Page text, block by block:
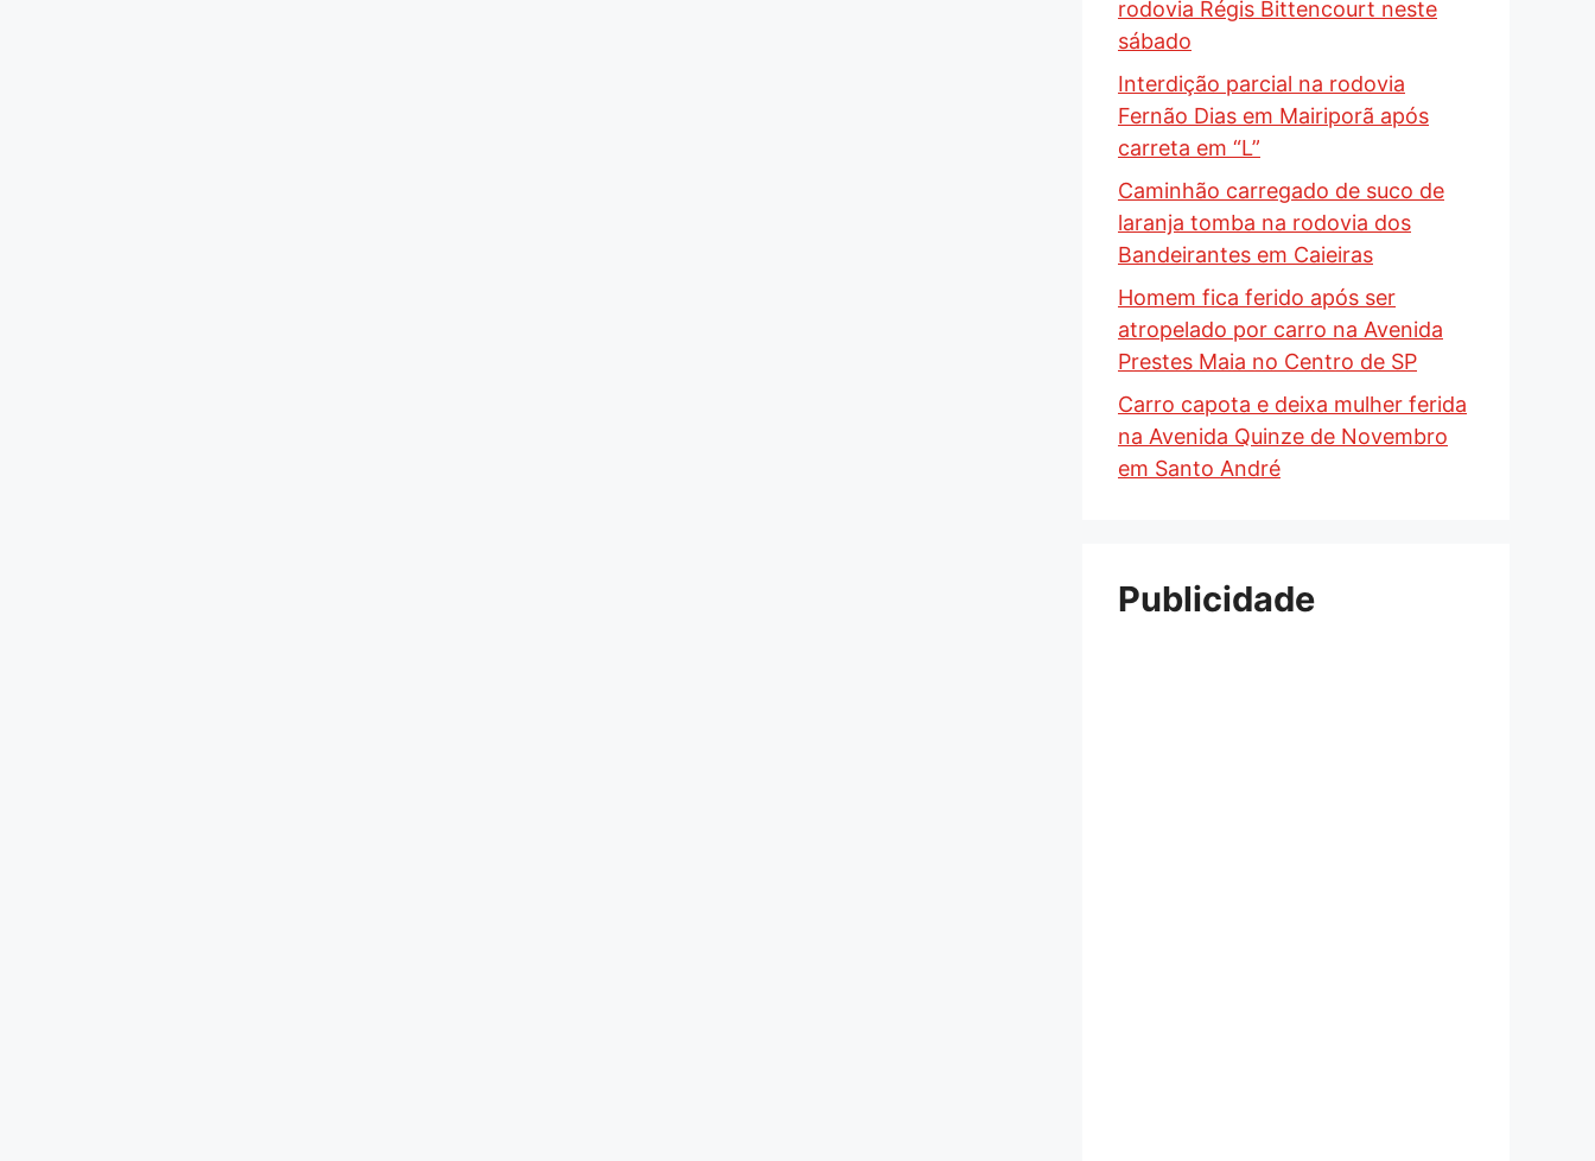
rodovia Régis Bittencourt neste
sábado
Interdição parcial na rodovia
Fernão Dias em Mairiporã após
carreta em “L”
Caminhão carregado de suco de
laranja tomba na rodovia dos
Bandeirantes em Caieiras
Homem fica ferido após ser
atropelado por carro na Avenida
Prestes Maia no Centro de SP
Carro capota e deixa mulher ferida
na Avenida Quinze de Novembro
em Santo André
Publicidade